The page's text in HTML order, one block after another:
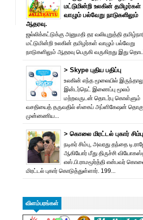
மட்டுமின்றி உலகின் தமிழர்கள்
வாழும் பல்வேறு நாடுகளிலும்
ஆதரவு.
ஜல்லிக்கட்டுக்கு அனுமதி தர வலியுறுத்தி
மட்டுமின்றி உலகின் தமிழர்கள் வாழும் பல்வேறு
நாடுகளிலும் ஆதரவு பெருகி வருகிறது இது
> Skype புதிய பதிப்பு
உலகின் எந்த மூலையில்
இன்டர்நெட் இணைப்பு மூலம்
மற்றவருடன் தொடர்பு கொள்ளும்
வசதியைத் தருவதில் ஸ்கைப் அப்ளிகேஷன்
முன்னணிய...
> கொலை மிரட்டல் புகார்
நடிகர் சிம்பு, அவரது தந்தை
ஆகியோர் மீது திருச்சி
எஸ்.பி.ராமமூர்த்தி என்பவர்
மிரட்டல் புகார் கொடுத்துள்ளார். 199...
விளம்பரங்கள்